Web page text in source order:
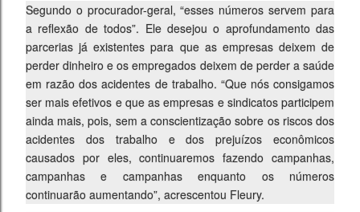
Segundo o procurador-geral, “esses números servem para
a reflexão de todos”. Ele desejou o aprofundamento das
parcerias já existentes para que as empresas deixem de
perder dinheiro e os empregados deixem de perder a saúde
em razão dos acidentes de trabalho. “Que nós consigamos
ser mais efetivos e que as empresas e sindicatos participem
ainda mais, pois, sem a conscientização sobre os riscos dos
acidentes dos trabalho e dos prejuízos econômicos
causados por eles, continuaremos fazendo campanhas,
campanhas e campanhas enquanto os números
continuarão aumentando”, acrescentou Fleury.